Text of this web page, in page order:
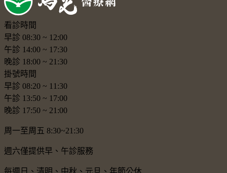
看診時間
早診 08:30 ~ 12:00
午診 14:00 ~ 17:30
晚診 18:00 ~ 21:30
掛號時間
早診 08:20 ~ 11:30
午診 13:50 ~ 17:00
晚診 17:50 ~ 21:00
周一至周五 8:30~21:30
週六僅提供早、午診服務
每週日、清明、中秋、元旦、年節公休